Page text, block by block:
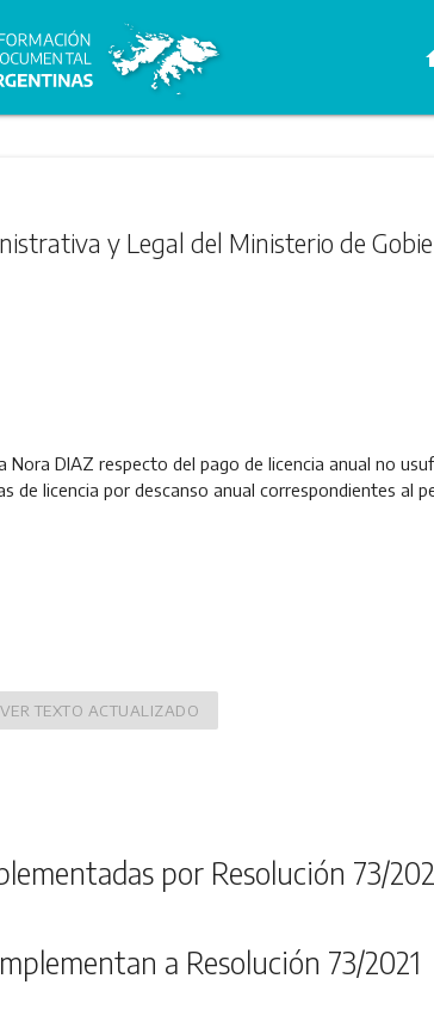
y Legal del Ministerio de
Nora DIAZ respecto del pago de licencia anual no
de licencia por descanso anual correspondientes al
VER TEXTO ACTUALIZADO
por Resolución 73/
a Resolución 73/2021